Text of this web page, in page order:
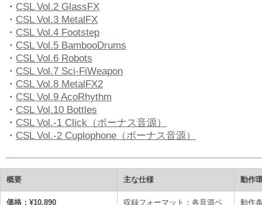
・ CSL Vol.2 GlassFX
・ CSL Vol.3 MetalFX
・ CSL Vol.4 Footstep
・ CSL Vol.5 BambooDrums
・ CSL Vol.6 Robots
・ CSL Vol.7 Sci-FiWeapon
・ CSL Vol.8 MetalFX2
・ CSL Vol.9 AcoRhythm
・ CSL Vol.10 Bottles
・ CSL Vol.-1 Click（ボーナス音源）
・ CSL Vol.-2 Cuplophone（ボーナス音源）
概要 主な仕様 動作
価格：¥10,890
収録フォーマット：各音源ペ
動作